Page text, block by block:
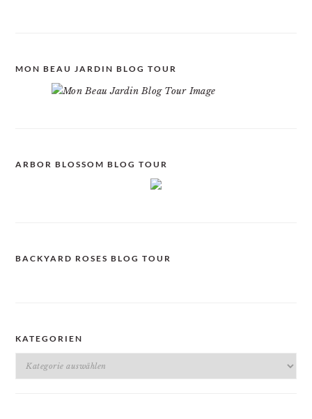
MON BEAU JARDIN BLOG TOUR
ARBOR BLOSSOM BLOG TOUR
BACKYARD ROSES BLOG TOUR
KATEGORIEN
Kategorien